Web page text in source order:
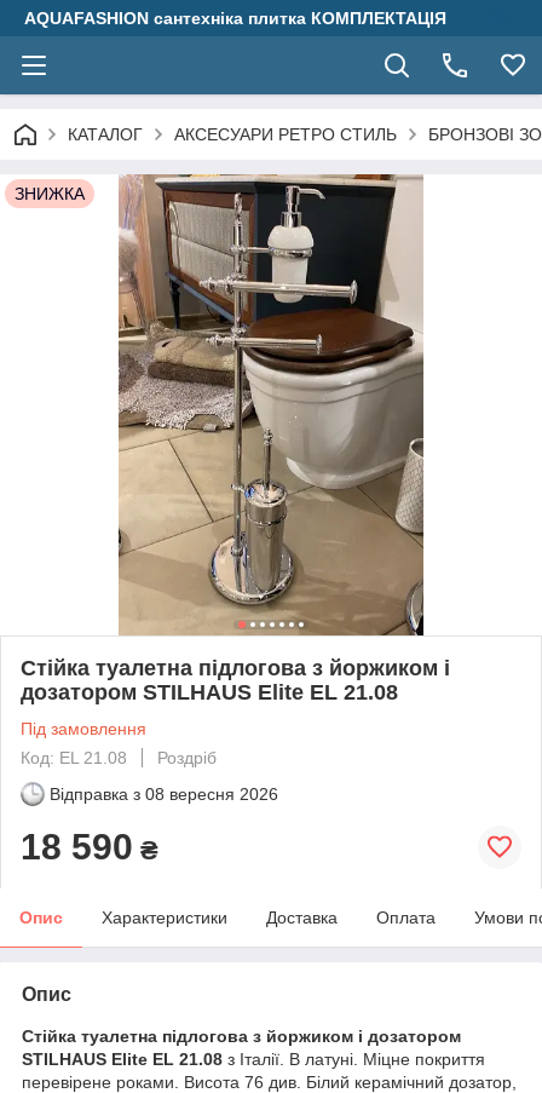
AQUAFASHION сантехніка плитка КОМПЛЕКТАЦІЯ
КАТАЛОГ АКСЕСУАРИ РЕТРО СТИЛЬ БРОНЗОВІ
ЗНИЖКА
Стійка туалетна підлогова з йоржиком і
дозатором STILHAUS Elite EL 21.08
Під замовлення
Код: EL 21.08
Роздріб
Відправка з 08 вересня 2026
18 590 ₴
Опис Характеристики Доставка Оплата Умови
Опис
Стійка туалетна підлогова з йоржиком і дозатором
STILHAUS Elite EL 21.08 з Італії. В латуні. Міцне покриття
перевірене роками. Висота 76 див. Білий керамічний дозатор,